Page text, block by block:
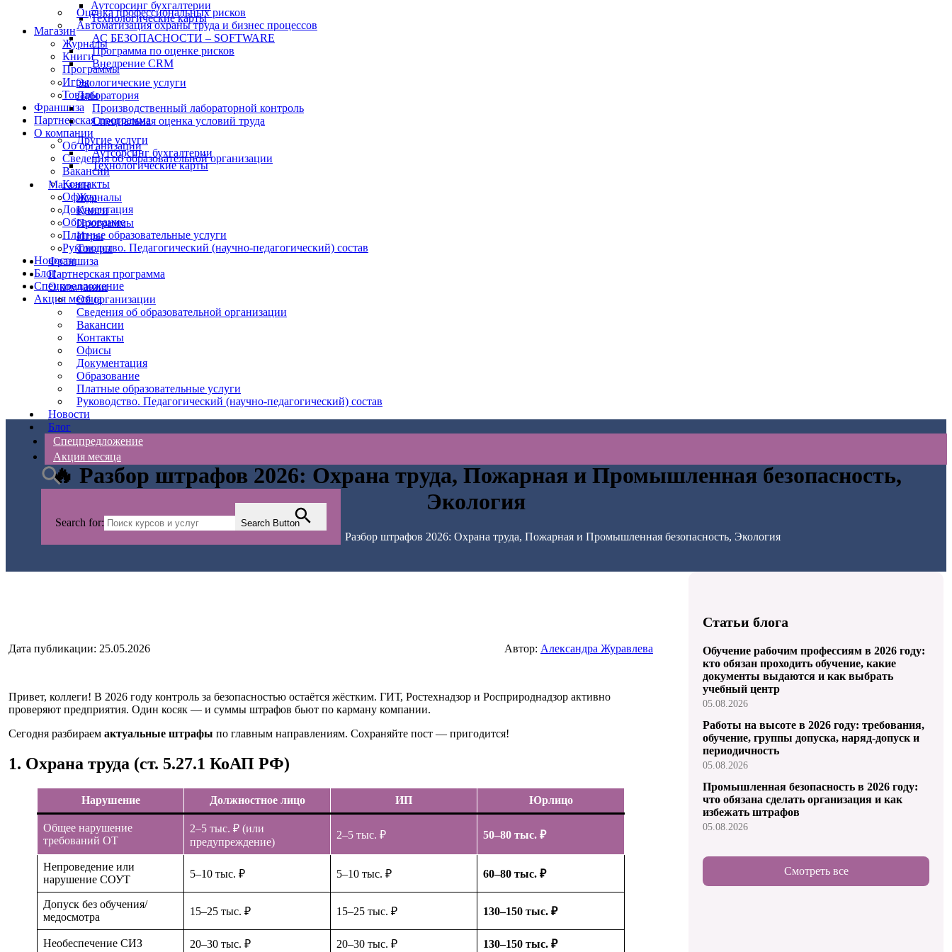
Аутсорсинг бухгалтерии
Технологические карты
Магазин
Журналы
Книги
Программы
Игры
Товары
Франшиза
Партнерская программа
О компании
Об организации
Сведения об образовательной организации
Вакансии
Контакты
Офисы
Документация
Образование
Платные образовательные услуги
Руководство. Педагогический (научно-педагогический) состав
Новости
Блог
Спецпредложение
Акция месяца
Оценка профессиональных рисков
Автоматизация охраны труда и бизнес процессов
АС БЕЗОПАСНОСТИ – SOFTWARE
Программа по оценке рисков
Внедрение CRM
Экологические услуги
Лаборатория
Производственный лабораторной контроль
Специальная оценка условий труда
Другие услуги
Аутсорсинг бухгалтерии
Технологические карты
Магазин
Журналы
Книги
Программы
Игры
Товары
Франшиза
Партнерская программа
О компании
Об организации
Сведения об образовательной организации
Вакансии
Контакты
Офисы
Документация
Образование
Платные образовательные услуги
Руководство. Педагогический (научно-педагогический) состав
Новости
Блог
Спецпредложение
Акция месяца
Search for: Search Button
🔥 Разбор штрафов 2026: Охрана труда, Пожарная и Промышленная безопасность,
Экология
🔥 Разбор штрафов 2026: Охрана труда, Пожарная и Промышленная безопасность, Экология
Дата публикации: 25.05.2026 Автор: Александра Журавлева
Привет, коллеги! В 2026 году контроль за безопасностью остаётся жёстким. ГИТ, Ростехнадзор и Росприроднадзор активно
проверяют предприятия. Один косяк — и суммы штрафов бьют по карману компании.
Сегодня разбираем актуальные штрафы по главным направлениям. Сохраняйте пост — пригодится!
1. Охрана труда (ст. 5.27.1 КоАП РФ)
Нарушение Должностное лицо ИП Юрлицо
Общее нарушение
требований ОТ
2–5 тыс. ₽ (или
предупреждение)
2–5 тыс. ₽ 50–80 тыс. ₽
Непроведение или
нарушение СОУТ
5–10 тыс. ₽ 5–10 тыс. ₽ 60–80 тыс. ₽
Допуск без обучения/
медосмотра
15–25 тыс. ₽ 15–25 тыс. ₽ 130–150 тыс. ₽
Необеспечение СИЗ 20–30 тыс. ₽ 20–30 тыс. ₽ 130–150 тыс. ₽
Статьи блога
Обучение рабочим профессиям в 2026 году:
кто обязан проходить обучение, какие
документы выдаются и как выбрать
учебный центр
05.08.2026
Работы на высоте в 2026 году: требования,
обучение, группы допуска, наряд-допуск и
периодичность
05.08.2026
Промышленная безопасность в 2026 году:
что обязана сделать организация и как
избежать штрафов
05.08.2026
Смотреть все